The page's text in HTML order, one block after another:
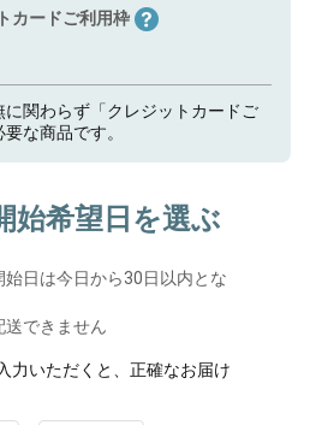
カードご利用枠
関わらず「クレジットカードご
な商品です。
始希望日を選ぶ
始日は今日から30日以内とな
送できません
力いただくと、正確なお届け